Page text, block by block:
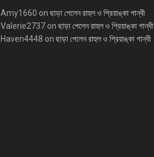
Amy1660 on ছাড়া পেলেন রাহুল ও প্রিয়াঙ্কা গান্ধী
Valerie2737 on ছাড়া পেলেন রাহুল ও প্রিয়াঙ্কা গান্ধী
Haven4448 on ছাড়া পেলেন রাহুল ও প্রিয়াঙ্কা গান্ধী